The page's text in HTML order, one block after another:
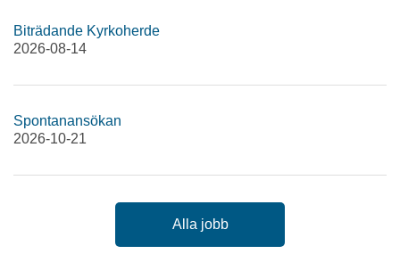
Biträdande Kyrkoherde
2026-08-14
Spontanansökan
2026-10-21
Alla jobb